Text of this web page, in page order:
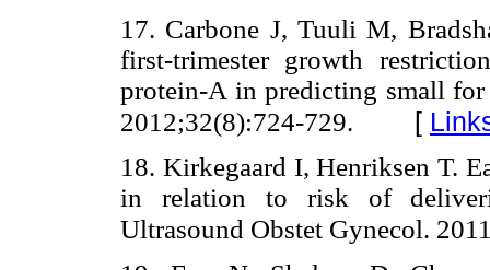
17. Carbone J, Tuuli M,
first-trimester growth
protein-A in predicting small for
2012;32(8):724-729. [
18. Kirkegaard I, Henriksen T.
in relation to risk of
Ultrasound Obstet Gynecol.